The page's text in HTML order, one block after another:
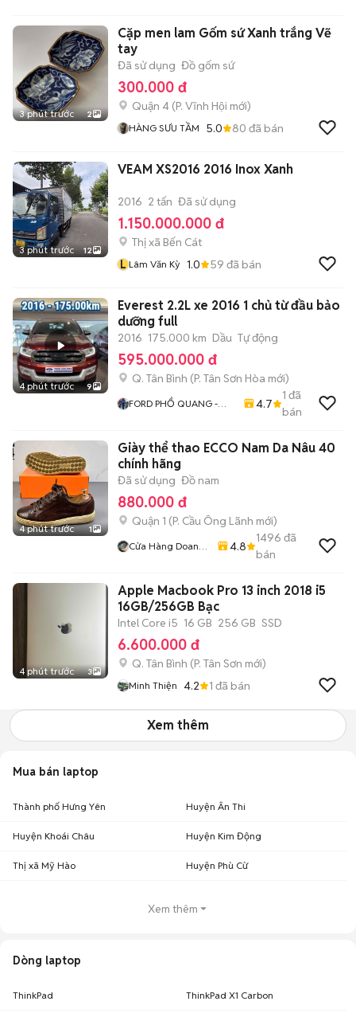
3 phút trước 2
Cặp men lam Gốm sứ Xanh trắng Vẽ
tay
Đã sử dụng Đồ gốm sứ
300.000 đ
Quận 4 (P. Vĩnh Hội mới)
HÀNG SƯU TẦM 5.0 80 đã bán
3 phút trước 12
VEAM XS2016 2016 Inox Xanh
2016 2 tấn Đã sử dụng
1.150.000.000 đ
Thị xã Bến Cát
L Lâm Văn Kỳ 1.0 59 đã bán
4 phút trước 9
Everest 2.2L xe 2016 1 chủ từ đầu bảo
dưỡng full
2016 175.000 km Dầu Tự động
595.000.000 đ
Q. Tân Bình (P. Tân Sơn Hòa mới)
FORD PHỔ QUANG -
4.7
1 đã
bán
4 phút trước 1
Giày thể thao ECCO Nam Da Nâu 40
chính hãng
Đã sử dụng Đồ nam
880.000 đ
Quận 1 (P. Cầu Ông Lãnh mới)
Cửa Hàng Doan
4.8
1496 đã
bán
4 phút trước 3
Apple Macbook Pro 13 inch 2018 i5
16GB/256GB Bạc
Intel Core i5 16 GB 256 GB SSD
6.600.000 đ
Q. Tân Bình (P. Tân Sơn mới)
Minh Thiện 4.2 1 đã bán
Xem thêm
Mua bán laptop
Thành phố Hưng Yên Huyện Ân Thi
Huyện Khoái Châu Huyện Kim Động
Thị xã Mỹ Hào Huyện Phù Cừ
Xem thêm
Dòng laptop
ThinkPad ThinkPad X1 Carbon